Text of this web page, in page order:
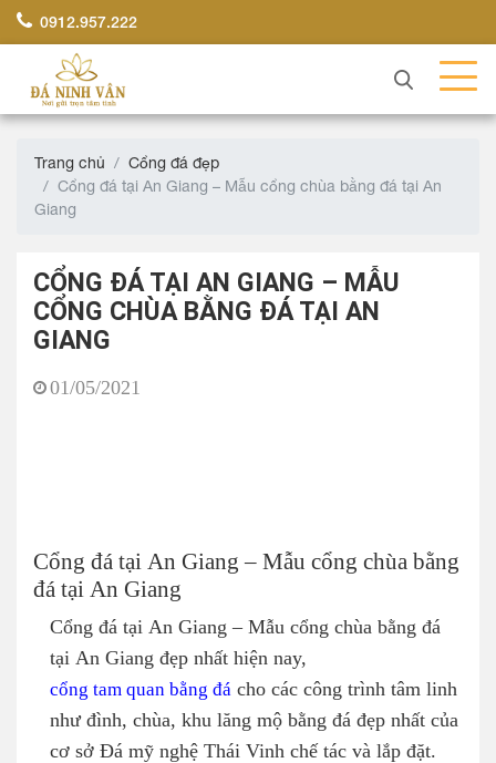
0912.957.222
Trang chủ
Cổng đá đẹp
Cổng đá tại An Giang – Mẫu cổng chùa bằng đá tại An
Giang
CỔNG ĐÁ TẠI AN GIANG – MẪU
CỔNG CHÙA BẰNG ĐÁ TẠI AN
GIANG
01/05/2021
Cổng đá tại An Giang – Mẫu cổng chùa bằng
đá tại An Giang
Cổng đá tại An Giang – Mẫu cổng chùa bằng đá
tại An Giang đẹp nhất hiện nay,
cổng tam quan bằng đá cho các công trình tâm linh
như đình, chùa, khu lăng mộ bằng đá đẹp nhất của
cơ sở Đá mỹ nghệ Thái Vinh chế tác và lắp đặt.